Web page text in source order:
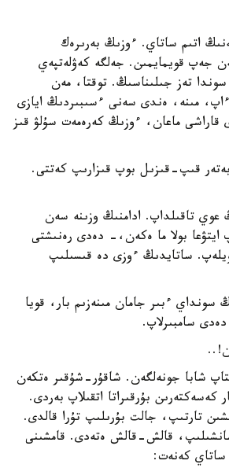
اتىم ساتاي. ءوزىڭ بەرىرەك
جەپ قويمايمىن. جەلگە كەۋلەتپەي
تەز جىلىناسىڭ. توقتا، مەن
مىنە، ەندى سەنى ءسىبىردىڭ ايازى
قاراشى ماعان، ءوزىڭ كەرەمەت سۇلۋ قىز
قىپ-قىزىل بوپ قىزارىپ كەتتى.
تاقىلداپ. ادامنىڭ وزىنە سەن
بولا ما ەكەن،- دەدى رەنىشتى
ساتايدىڭ ءوزى دە قىسىلىپ
ءبىر جامان مىنەزىم بار، قويا
سامبىرلاپ.
شابا جونەلگەن. شاقۇر-شۇقىر ەتكەن
كەسەكتەرىن بۇرقىراتا اتقىلاپ بەردى.
تارتىپ، جالت بۇرىلىپ تۇرا قالدى.
قالش-قالش ەتەدى. قامشىنى
ساتاي كەنەت: